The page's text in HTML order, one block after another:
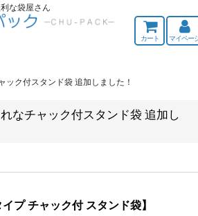
な袋屋さん
カート マイペー
ック付スタンド袋 追加しました！
なチャック付スタンド袋 追加し
プ チャック付 スタンド袋】